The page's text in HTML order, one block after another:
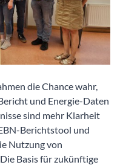
die Chance wahr,
und Energie-Daten
sind mehr Klarheit
Berichtstool und
Nutzung von
Basis für zukünftige